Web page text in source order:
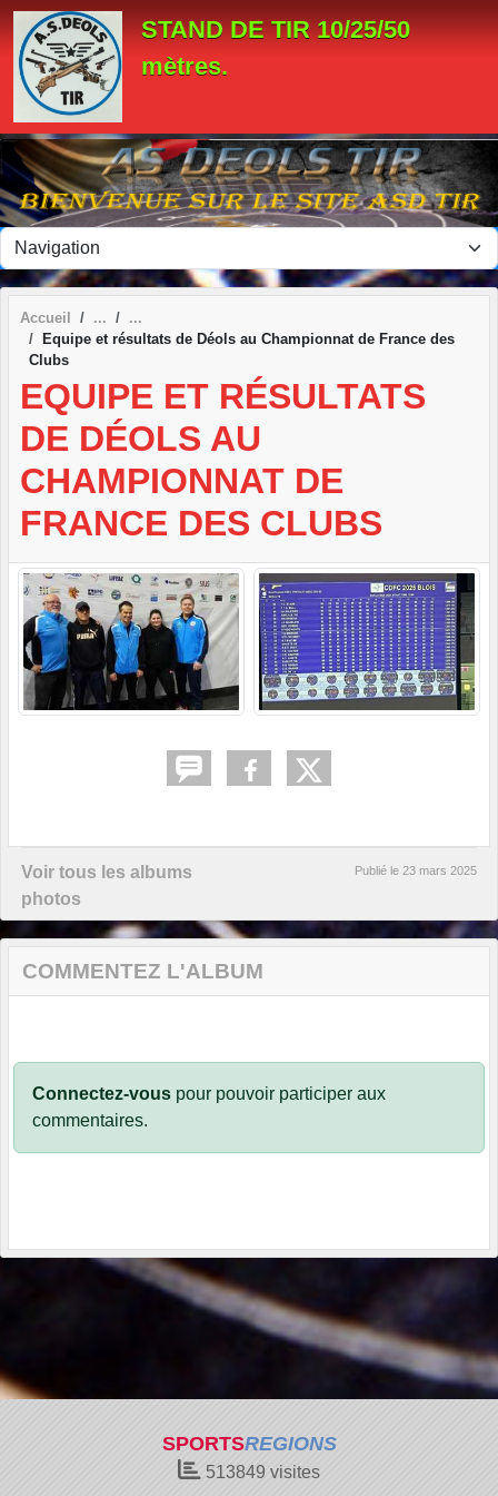
STAND DE TIR 10/25/50
mètres.
Accueil
Equipe et résultats de Déols au Championnat de France des
Clubs
EQUIPE ET RÉSULTATS
DE DÉOLS AU
CHAMPIONNAT DE
FRANCE DES CLUBS
Voir tous les albums
photos
Publié le 23 mars 2025
COMMENTEZ L'ALBUM
Connectez-vous pour pouvoir participer aux
commentaires.
SPORTSREGIONS
513849 visites
Panneau de gestion des cookies